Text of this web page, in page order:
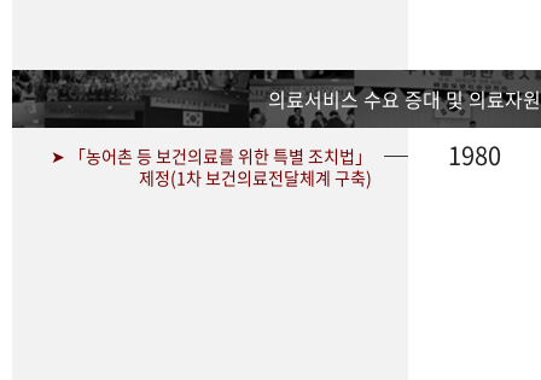
의료서비스 수요 증대 및 의료자
➤ 「농어촌 등 보건의료를 위한 특별 조치법」
제정(1차 보건의료전달체계 구축)
1980